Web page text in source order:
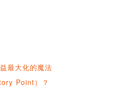
最大化的魔法
Point）？